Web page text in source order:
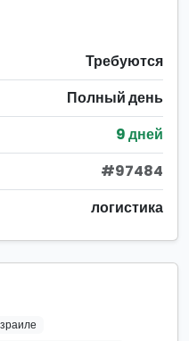
Требуются
Полный день
9 дней
#97484
логистика